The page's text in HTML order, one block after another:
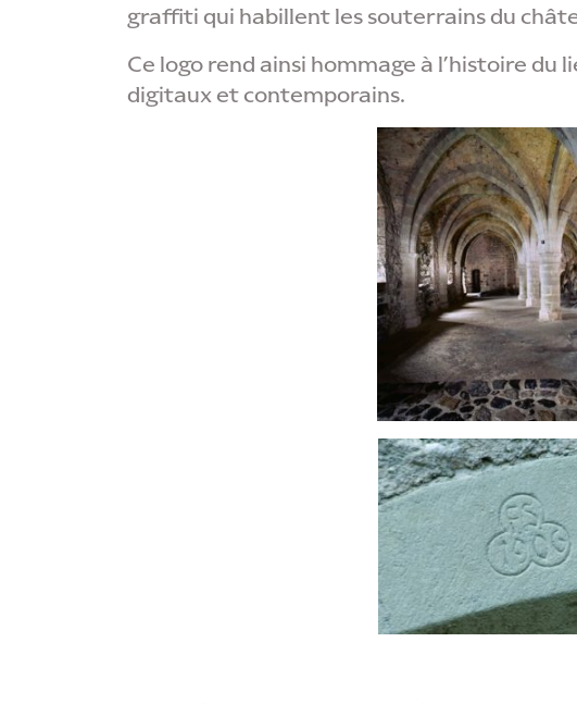
graffiti qui habillent les souterrains du
Ce logo rend ainsi hommage à l’histoire du
digitaux et contemporains.